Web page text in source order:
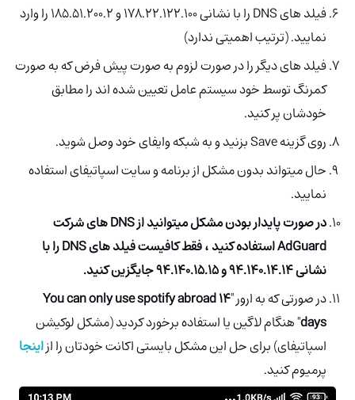
فیلد های DNS را با نشانی 178.22.122.100 و 185.51.200.2 را وارد
نمایید. (ترتیب اهمیتی ندارد)
فیلد های دیگر را در صورت لزوم به صورت پیش فرض که به صورت
کمرنگ توسط خود سیستم عامل تعیین شده اند را مطابق
خودشان پر کنید.
روی گزینه Save بزنید و به شبکه وایفای خود وصل شوید.
حال میتواند بدون مشکل از برنامه و سایت اسپاتیفای استفاده
نمایید.
در صورت پایدار بودن مشکل میتوانید از DNS های شرکت
AdGuard استفاده کنید ، فقط کافیست فیلد های DNS را با
نشانی 94.140.14.14 و 94.140.15.15 جایگزین کنید.
در صورتی که به ارور "You can only use spotify abroad 14
days" هنگام لاگین یا استفاده برخورد کردید (مشکل لوکیشن
اسپاتیفای) برای حل این مشکل بایستی اکانت خودتان را ازاینجا
پرمیوم کنید.